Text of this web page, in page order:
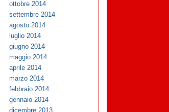
ottobre 2014
settembre 2014
agosto 2014
luglio 2014
giugno 2014
maggio 2014
aprile 2014
marzo 2014
febbraio 2014
gennaio 2014
dicembre 2013